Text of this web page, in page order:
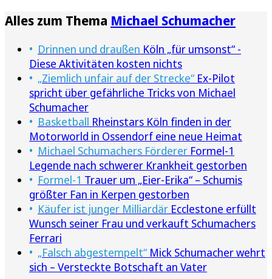
Alles zum Thema Michael Schumacher
Drinnen und draußen Köln „für umsonst“ -
Diese Aktivitäten kosten nichts
„Ziemlich unfair auf der Strecke“ Ex-Pilot
spricht über gefährliche Tricks von Michael
Schumacher
Basketball Rheinstars Köln finden in der
Motorworld in Ossendorf eine neue Heimat
Michael Schumachers Förderer Formel-1
Legende nach schwerer Krankheit gestorben
Formel-1 Trauer um „Eier-Erika“ – Schumis
größter Fan in Kerpen gestorben
Käufer ist junger Milliardär Ecclestone erfüllt
Wunsch seiner Frau und verkauft Schumachers
Ferrari
„Falsch abgestempelt“ Mick Schumacher wehrt
sich – Versteckte Botschaft an Vater